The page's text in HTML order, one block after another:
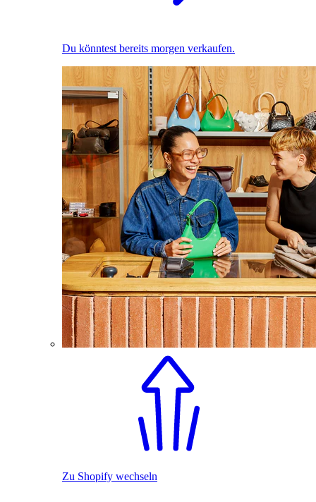
Du könntest bereits morgen verkaufen.
Zu Shopify wechseln